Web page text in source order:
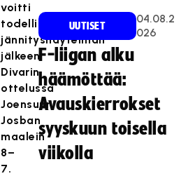
voitti
todellisen
jännitysnäytelmän
jälkeen
Divarin
ottelussa
Joensuun
Josban
maalein
8–
7.
UUTISET
04.08.2
026
F-liigan alku
häämöttää:
Avauskierrokset
syyskuun toisella
viikolla